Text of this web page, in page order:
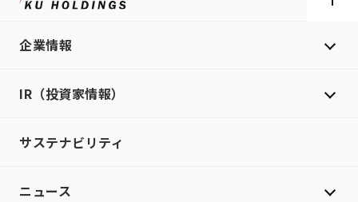
企業情報
IR（投資家情報）
サステナビリティ
ニュース